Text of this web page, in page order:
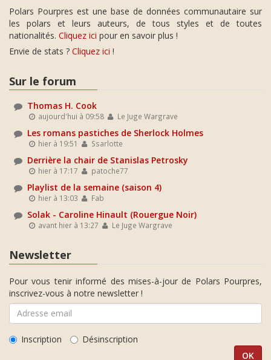
Polars Pourpres est une base de données communautaire sur
les polars et leurs auteurs, de tous styles et de toutes
nationalités. Cliquez ici pour en savoir plus !
Envie de stats ? Cliquez ici !
Sur le forum
Thomas H. Cook
aujourd'hui à 09:58 Le Juge Wargrave
Les romans pastiches de Sherlock Holmes
hier à 19:51 Ssarlotte
Derrière la chair de Stanislas Petrosky
hier à 17:17 patoche77
Playlist de la semaine (saison 4)
hier à 13:03 Fab
Solak - Caroline Hinault (Rouergue Noir)
avant hier à 13:27 Le Juge Wargrave
Newsletter
Pour vous tenir informé des mises-à-jour de Polars Pourpres,
inscrivez-vous à notre newsletter !
Inscription Désinscription